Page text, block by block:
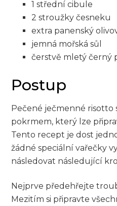
1 střední cibule
2 stroužky česneku
extra ‌panenský
jemná mořská sůl
čerstvě mletý černý
Postup
Pečené ječmenné risotto
pokrmem,⁣ který lze
Tento recept je dost
žádné speciální ‌vařečky
následovat následující
Nejprve předehřejte
Mezitím si ⁣připravte